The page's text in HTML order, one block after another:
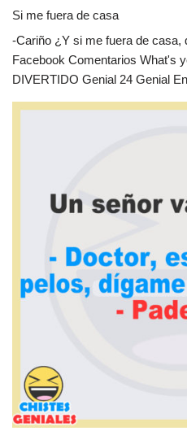
Si me fuera de casa
-Cariño ¿Y si me fuera de casa,
Facebook Comentarios What's
DIVERTIDO Genial 24 Genial